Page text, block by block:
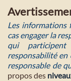
Les informations
cas engager la
qui
responsabilité
responsable de
propos des